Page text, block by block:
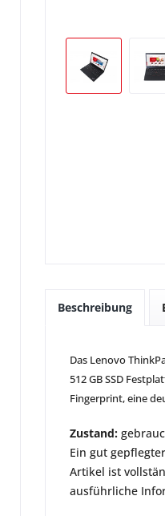
Beschreibung
Das Lenovo
512 GB SSD
Fingerprint, eine
Zustand:
Ein gut
Artikel ist
ausführliche